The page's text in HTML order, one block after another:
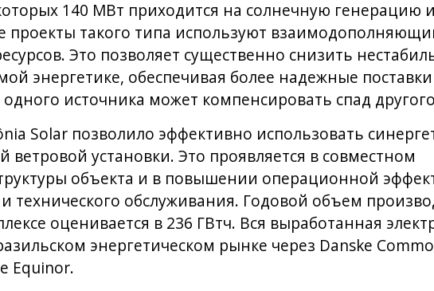
140 МВт приходится на солнечную генерацию
проекты такого типа используют
Это позволяет существенно снизить
энергетике, обеспечивая более надежные
источника может компенсировать спад
Solar позволило эффективно использовать
ветровой установки. Это проявляется в совместном
объекта и в повышении операционной
технического обслуживания. Годовой объем
оценивается в 236 ГВтч. Вся выработанная
энергетическом рынке через Danske
Equinor.